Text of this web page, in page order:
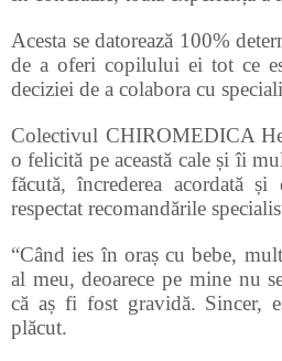
Acesta se datorează 100%
de a oferi copilului ei tot ce
deciziei de a colabora cu
Colectivul CHIROMEDICA
o felicită pe această cale și îi
făcută, încrederea acordată și
respectat recomandările
“Când ies în oraș cu bebe,
al meu, deoarece pe mine nu
că aș fi fost gravidă. Sincer,
plăcut.